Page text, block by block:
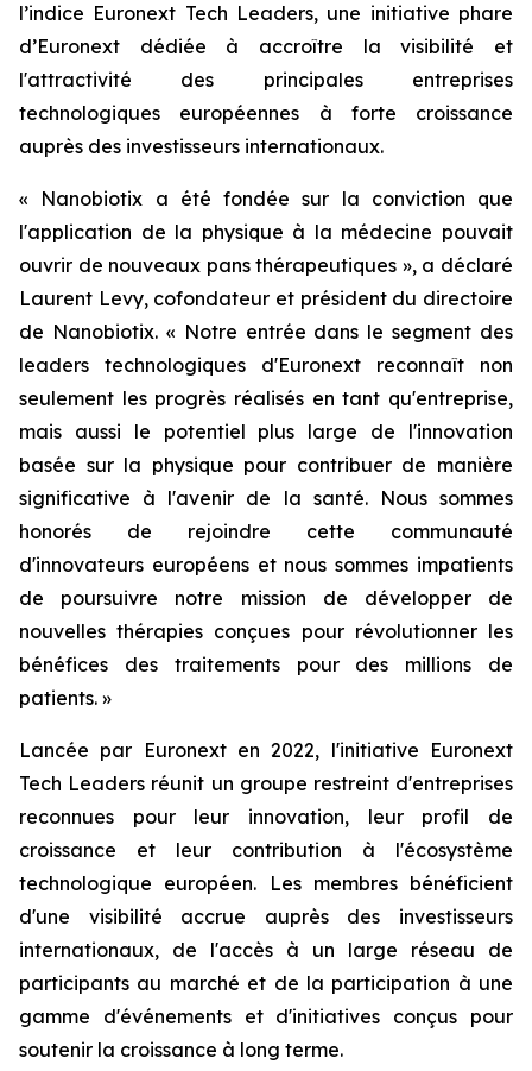
l’indice Euronext Tech Leaders, une initiative phare
d’Euronext dédiée à accroître la visibilité et
l'attractivité des principales entreprises
technologiques européennes à forte croissance
auprès des investisseurs internationaux.
« Nanobiotix a été fondée sur la conviction que
l'application de la physique à la médecine pouvait
ouvrir de nouveaux pans thérapeutiques », a déclaré
Laurent Levy, cofondateur et président du directoire
de Nanobiotix. « Notre entrée dans le segment des
leaders technologiques d'Euronext reconnaît non
seulement les progrès réalisés en tant qu'entreprise,
mais aussi le potentiel plus large de l'innovation
basée sur la physique pour contribuer de manière
significative à l'avenir de la santé. Nous sommes
honorés de rejoindre cette communauté
d'innovateurs européens et nous sommes impatients
de poursuivre notre mission de développer de
nouvelles thérapies conçues pour révolutionner les
bénéfices des traitements pour des millions de
patients. »
Lancée par Euronext en 2022, l'initiative Euronext
Tech Leaders réunit un groupe restreint d'entreprises
reconnues pour leur innovation, leur profil de
croissance et leur contribution à l'écosystème
technologique européen. Les membres bénéficient
d'une visibilité accrue auprès des investisseurs
internationaux, de l'accès à un large réseau de
participants au marché et de la participation à une
gamme d'événements et d'initiatives conçus pour
soutenir la croissance à long terme.